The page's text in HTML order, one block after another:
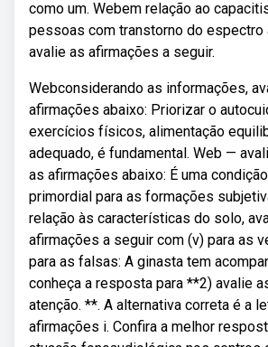
como um. Webem relação ao
pessoas com transtorno do espectro
avalie as afirmações a seguir.
Webconsiderando as informações,
afirmações abaixo: Priorizar o
exercícios físicos, alimentação
adequado, é fundamental. Web —
as afirmações abaixo: É uma
primordial para as formações
relação às características do solo,
afirmações a seguir com (v) para as
para as falsas: A ginasta tem
conheça a resposta para **2) avalie
atenção. **. A alternativa correta é a
afirmações i. Confira a melhor